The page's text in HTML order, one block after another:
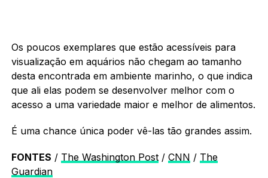
Os poucos exemplares que estão acessíveis para
visualização em aquários não chegam ao tamanho
desta encontrada em ambiente marinho, o que indica
que ali elas podem se desenvolver melhor com o
acesso a uma variedade maior e melhor de alimentos.
É uma chance única poder vê-las tão grandes assim.
FONTES / The Washington Post/ CNN / The
Guardian